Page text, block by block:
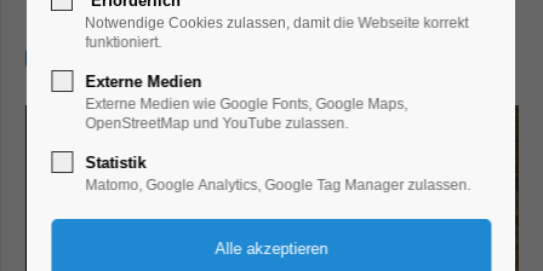
Notwendige Cookies zulassen, damit die Webseite korrekt
funktioniert.
Externe Medien
Externe Medien wie Google Fonts, Google Maps,
OpenStreetMap und YouTube zulassen.
Statistik
Matomo, Google Analytics, Google Tag Manager zulassen.